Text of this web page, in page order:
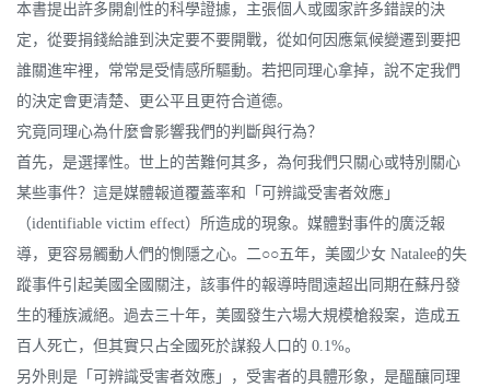
本書提出許多開創性的科學證據，主張個人或國家許多錯誤的決
定，從要捐錢給誰到決定要不要開戰，從如何因應氣候變遷到要把
誰關進牢裡，常常是受情感所驅動。若把同理心拿掉，說不定我們
的決定會更清楚、更公平且更符合道德。
究竟同理心為什麼會影響我們的判斷與行為？
首先，是選擇性。世上的苦難何其多，為何我們只關心或特別關心
某些事件？這是媒體報道覆蓋率和「可辨識受害者效應」
（identifiable victim effect）所造成的現象。媒體對事件的廣泛報
導，更容易觸動人們的惻隱之心。二○○五年，美國少女 Natalee的失
蹤事件引起美國全國關注，該事件的報導時間遠超出同期在蘇丹發
生的種族滅絕。過去三十年，美國發生六場大規模槍殺案，造成五
百人死亡，但其實只占全國死於謀殺人口的 0.1%。
另外則是「可辨識受害者效應」，受害者的具體形象，是醞釀同理